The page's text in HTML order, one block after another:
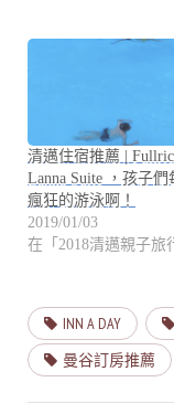
清邁住宿推薦 |
Lanna Suite ，孩子們
瘋狂的游泳啊！
2019/01/03
在「2018清邁親子旅
INN A DAY
曼谷訂房推薦